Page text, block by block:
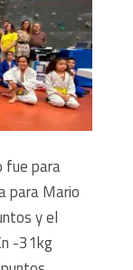
fue para
para Mario
y el
-31kg